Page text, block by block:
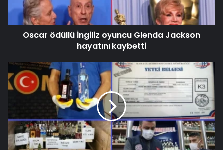
Oscar ödüllü İngiliz oyuncu Glenda Jackson
hayatını kaybetti